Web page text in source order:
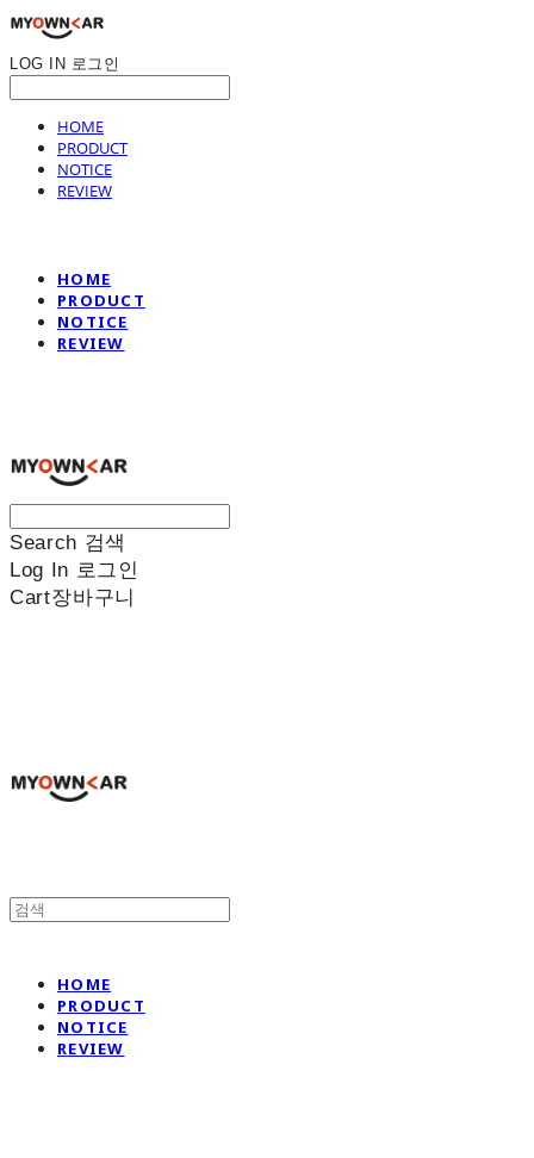
LOG IN 로그인
HOME
PRODUCT
NOTICE
REVIEW
HOME
PRODUCT
NOTICE
REVIEW
Search 검색
Log In 로그인
Cart장바구니
HOME
PRODUCT
NOTICE
REVIEW